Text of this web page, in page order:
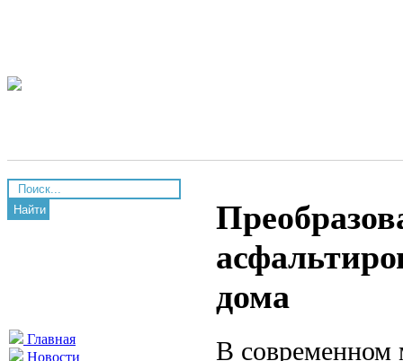
Найти
Главная
Новости
дома
В современном